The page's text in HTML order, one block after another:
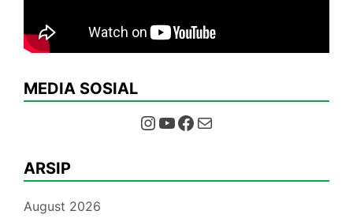
MEDIA SOSIAL
Instagram YouTube Facebook Mail
ARSIP
August 2026